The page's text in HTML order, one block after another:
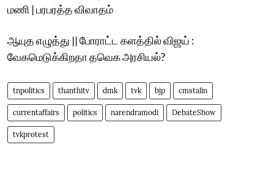
மணி | பரபரத்த விவாதம்
ஆயுத எழுத்து || போராட்ட களத்தில் விஜய் :
வேகமெடுக்கிறதா தவெக அரசியல்?
tnpolitics thanthitv dmk tvk bjp cmstalin
currentaffairs politics narendramodi DebateShow
tvkprotest